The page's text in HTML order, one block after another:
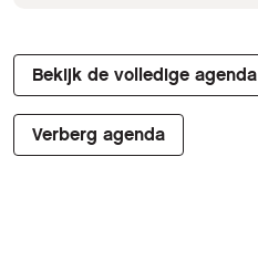
Bekijk de volledige agenda
Verberg agenda